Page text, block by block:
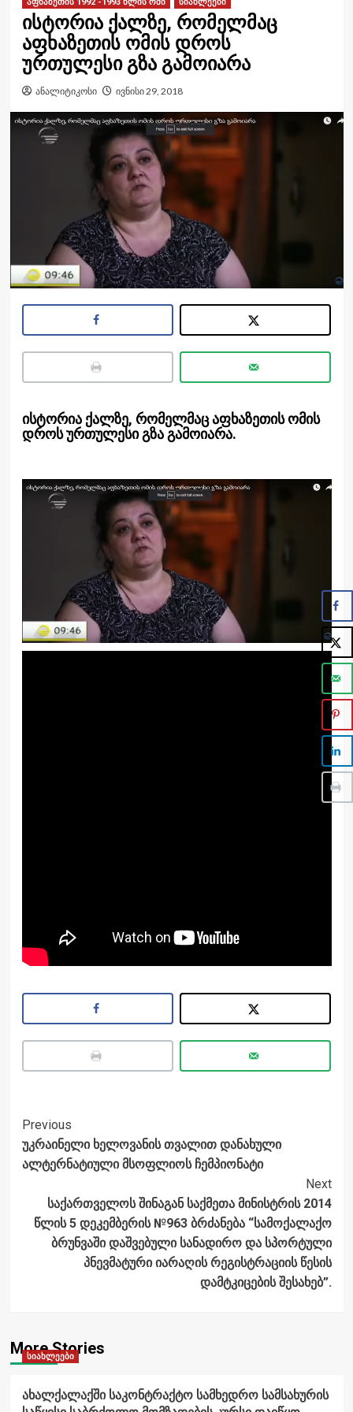
ისტორია ქალზე, რომელმაც
აფხაზეთის ომის დროს
ურთულესი გზა გამოიარა
ანალიტიკოსი ივნისი 29, 2018
ისტორია ქალზე, რომელმაც აფხაზეთის ომის
დროს ურთულესი გზა გამოიარა.
Post
Navigation
Previous
უკრაინელი ხელოვანის თვალით დანახული
ალტერნატიული მსოფლიოს ჩემპიონატი
Next
საქართველოს შინაგან საქმეთა მინისტრის 2014
წლის 5 დეკემბერის №963 ბრძანება “სამოქალაქო
ბრუნვაში დაშვებული სანადირო და სპორტული
პნევმატური იარაღის რეგისტრაციის წესის
დამტკიცების შესახებ”.
More Stories
სიახლეები
ახალქალაქში საკონტრაქტო სამხედრო სამსახურის